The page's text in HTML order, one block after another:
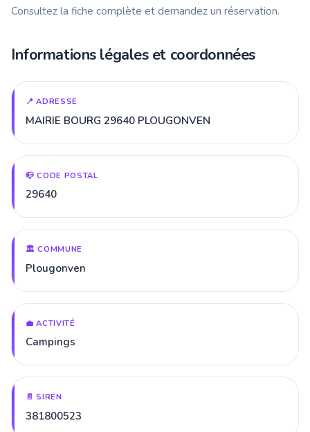
Consultez la fiche complète et demandez un réservation.
Informations légales et coordonnées
📍 ADRESSE
MAIRIE BOURG 29640 PLOUGONVEN
📪 CODE POSTAL
29640
🏛️ COMMUNE
Plougonven
💼 ACTIVITÉ
Campings
📄 SIREN
381800523